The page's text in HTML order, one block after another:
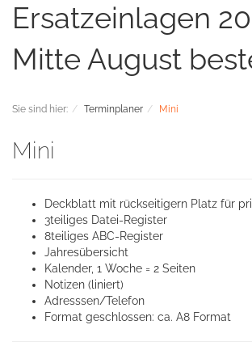
Ersatzeinlagen
Mitte August
Sie sind hier: Terminplaner Mini
Mini
Deckblatt mit rückseitigern Platz für
3teiliges Datei-Register
8teiliges ABC-Register
Jahresübersicht
Kalender, 1 Woche = 2 Seiten
Notizen (liniert)
Adresssen/Telefon
Format geschlossen: ca. A8 Format